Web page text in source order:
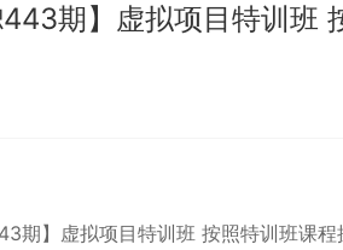
443期】虚拟项目特训班